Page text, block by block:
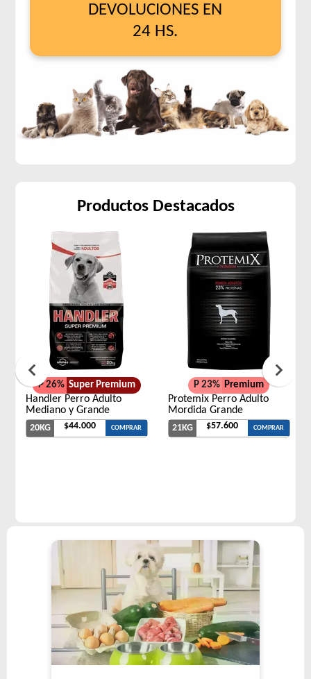
DEVOLUCIONES EN
24 HS.
Productos Destacados
P 26% Super Premium
Handler Perro Adulto
Mediano y Grande
20KG $44.000 COMPRAR
P 23% Premium
Protemix Perro Adulto
Mordida Grande
21KG $57.600 COMPRAR